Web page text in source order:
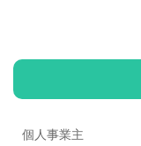
個人事業主